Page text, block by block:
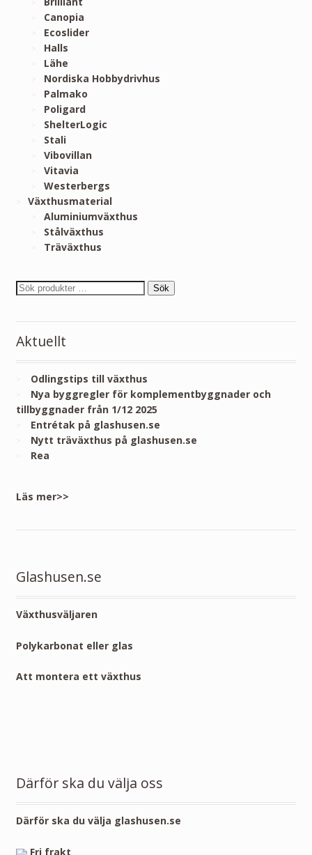
Canopia
Ecoslider
Halls
Lähe
Nordiska Hobbydrivhus
Palmako
Poligard
ShelterLogic
Stali
Vibovillan
Vitavia
Westerbergs
Växthusmaterial
Aluminiumväxthus
Stålväxthus
Träväxthus
Sök
Aktuellt
Odlingstips till växthus
Nya byggregler för komplementbyggnader och
tillbyggnader från 1/12 2025
Entrétak på glashusen.se
Nytt träväxthus på glashusen.se
Rea
Läs mer>>
Glashusen.se
Växthusväljaren
Polykarbonat eller glas
Att montera ett växthus
Därför ska du välja oss
Därför ska du välja glashusen.se
Fri frakt